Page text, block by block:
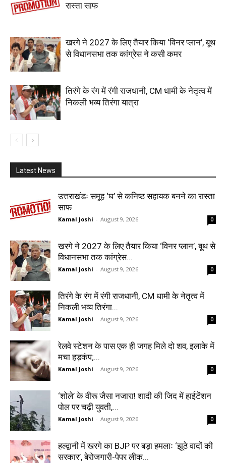
रास्ता साफ
खरगे ने 2027 के लिए तैयार किया ‘विनर प्लान’, बूथ
से विधानसभा तक कांग्रेस ने कसी कमर
तिरंगे के रंग में रंगी राजधानी, CM धामी के नेतृत्व में
निकली भव्य तिरंगा यात्रा
Latest News
उत्तराखंडः समूह ‘घ’ से कनिष्ठ सहायक बनने का रास्ता
साफ
Kamal Joshi - August 9, 2026 0
खरगे ने 2027 के लिए तैयार किया ‘विनर प्लान’, बूथ से
विधानसभा तक कांग्रेस...
Kamal Joshi - August 9, 2026 0
तिरंगे के रंग में रंगी राजधानी, CM धामी के नेतृत्व में
निकली भव्य तिरंगा...
Kamal Joshi - August 9, 2026 0
रेलवे स्टेशन के पास एक ही जगह मिले दो शव, इलाके में
मचा हड़कंप;...
Kamal Joshi - August 9, 2026 0
‘शोले’ के वीरू जैसा नजारा! शादी की जिद में हाईटेंशन
पोल पर चढ़ी युवती,...
Kamal Joshi - August 9, 2026 0
हल्द्वानी में खरगे का BJP पर बड़ा हमलाः ‘झूठे वादों की
सरकार’, बेरोजगारी-पेपर लीक...